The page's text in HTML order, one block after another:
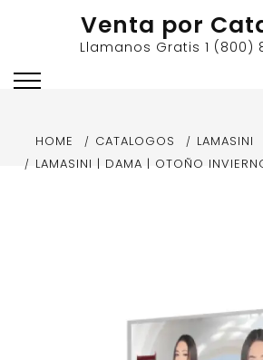
Venta por
Llamanos Gratis 1 (800)
HOME CATALOGOS
LAMASINI
LAMASINI | DAMA | OTOÑO